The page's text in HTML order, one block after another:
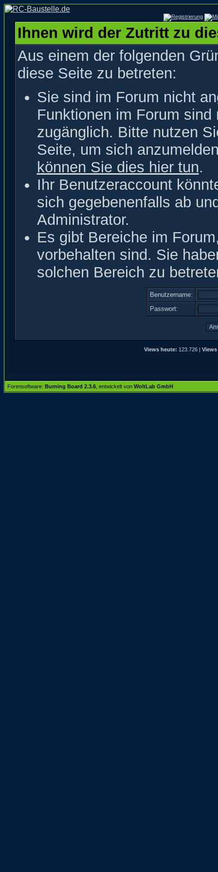
Ihnen wird der Zutritt zu
Aus einem der folgenden
diese Seite zu betreten:
Sie sind im Forum nicht
Funktionen im Forum
zugänglich. Bitte nutzen
Seite, um sich
können Sie dies hier tun.
Ihr Benutzeraccount
sich gegebenenfalls ab
Administrator.
Es gibt Bereiche im
vorbehalten sind. Sie
solchen Bereich zu
Benutzername:
Passwort:
Views heute: 123.726 |
Forensoftware: Burning Board 2.3.6 , entwickelt von WoltLab GmbH